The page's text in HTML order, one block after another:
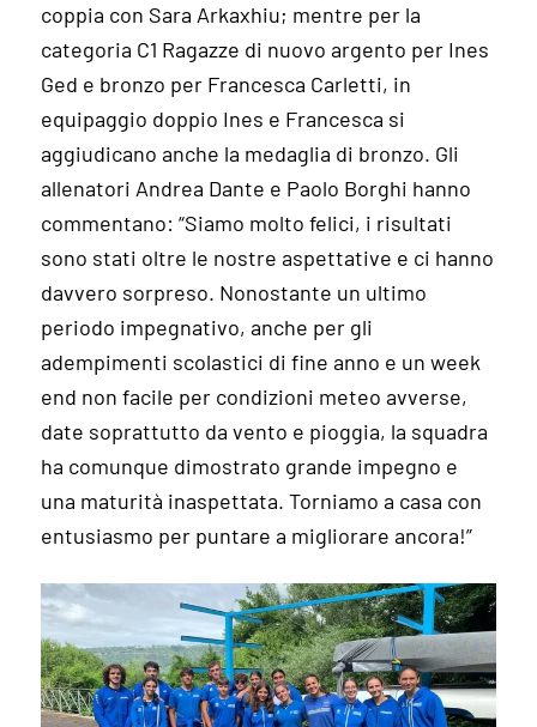
coppia con Sara Arkaxhiu; mentre per la
categoria C1 Ragazze di nuovo argento per Ines
Ged e bronzo per Francesca Carletti, in
equipaggio doppio Ines e Francesca si
aggiudicano anche la medaglia di bronzo. Gli
allenatori Andrea Dante e Paolo Borghi hanno
commentano: “Siamo molto felici, i risultati
sono stati oltre le nostre aspettative e ci hanno
davvero sorpreso. Nonostante un ultimo
periodo impegnativo, anche per gli
adempimenti scolastici di fine anno e un week
end non facile per condizioni meteo avverse,
date soprattutto da vento e pioggia, la squadra
ha comunque dimostrato grande impegno e
una maturità inaspettata. Torniamo a casa con
entusiasmo per puntare a migliorare ancora!”